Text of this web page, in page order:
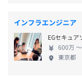
間帯で開発すること
・技術力向上のた
ミナーの一部費用
・副業も許可して
合他社や業務時間
コアタイムなしの
リモートワーク制度
社会保険（健康保
労働保険）完備
上のお客さまに使
社プロダクト／
『Hubble』は、
産性を向上するた
るクラウドサー
インフラエンジニア
EGセキュ
600万
東京都